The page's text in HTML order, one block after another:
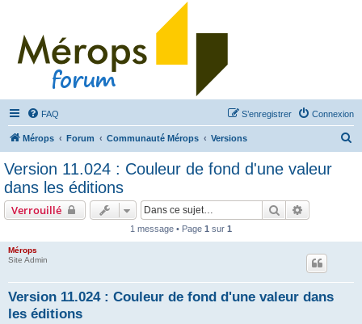
FAQ Connexion
S’enregistrer
Mérops Forum Communauté Mérops Versions
Version 11.024 : Couleur de fond d'une valeur
dans les éditions
Verrouillé Rechercher
1 message • Page 1 sur 1
Mérops
Site Admin
Version 11.024 : Couleur de fond d'une valeur dans
les éditions